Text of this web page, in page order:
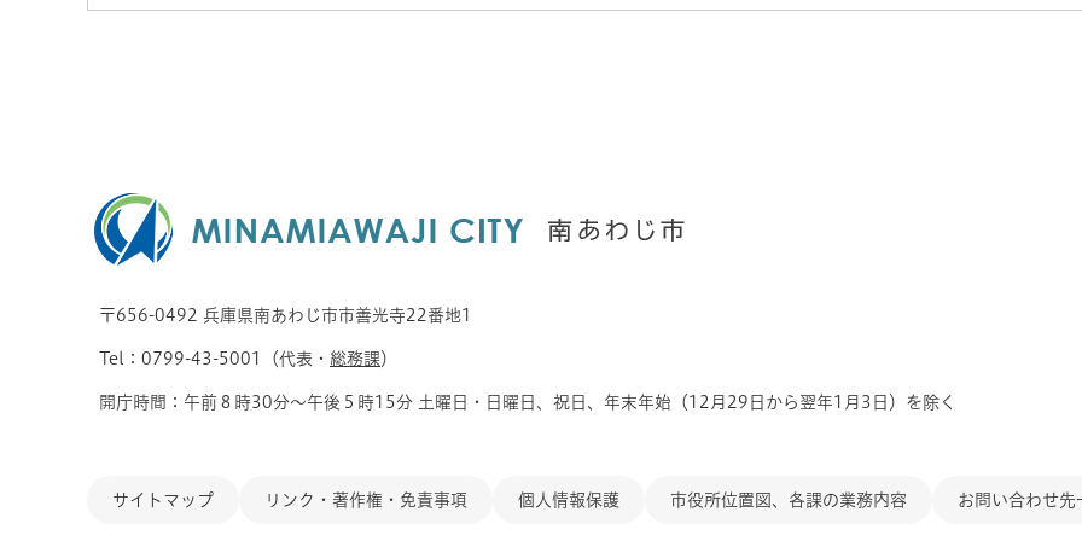
〒656-0492 兵庫県南あわじ市市善光寺22番地1
Tel：0799-43-5001（代表・ 総務課）
開庁時間：午前８時30分～午後５時15分 土曜日・日曜日、祝日、年末年始（12月29日から翌年1月3日）を除く
サイトマップ リンク・著作権・免責事項 個人情報保護 市役所位置図、各課の業務内容 お問い合わせ先